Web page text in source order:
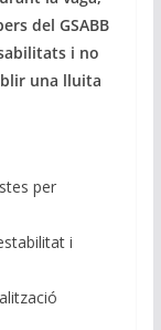
del GSABB
i no
una lluita
per
i